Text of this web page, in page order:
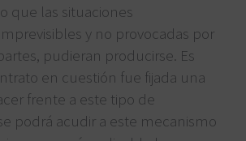
que las situaciones
y no provocadas por
pudieran producirse. Es
en cuestión fue fijada una
frente a este tipo de
podrá acudir a este mecanismo